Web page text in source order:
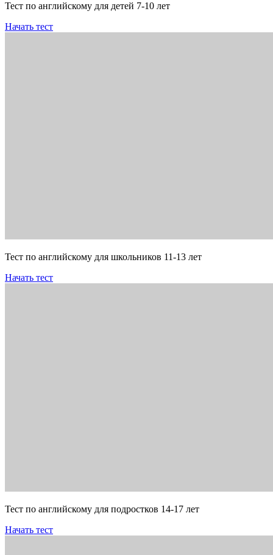
Тест по английскому для детей 7-10 лет
Начать тест
Тест по английскому для школьников 11-13 лет
Начать тест
Тест по английскому для подростков 14-17 лет
Начать тест